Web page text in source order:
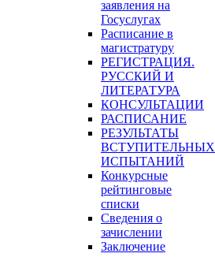
заявления на
Госуслугах
Расписание в
магистратуру
РЕГИСТРАЦИЯ.
РУССКИЙ И
ЛИТЕРАТУРА
КОНСУЛЬТАЦИИ
РАСПИСАНИЕ
РЕЗУЛЬТАТЫ
ВСТУПИТЕЛЬНЫХ
ИСПЫТАНИЙ
Конкурсные
рейтинговые
списки
Сведения о
зачислении
Заключение